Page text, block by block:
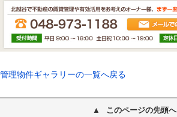
管理物件ギャラリーの一覧へ戻る
このページの先頭へ